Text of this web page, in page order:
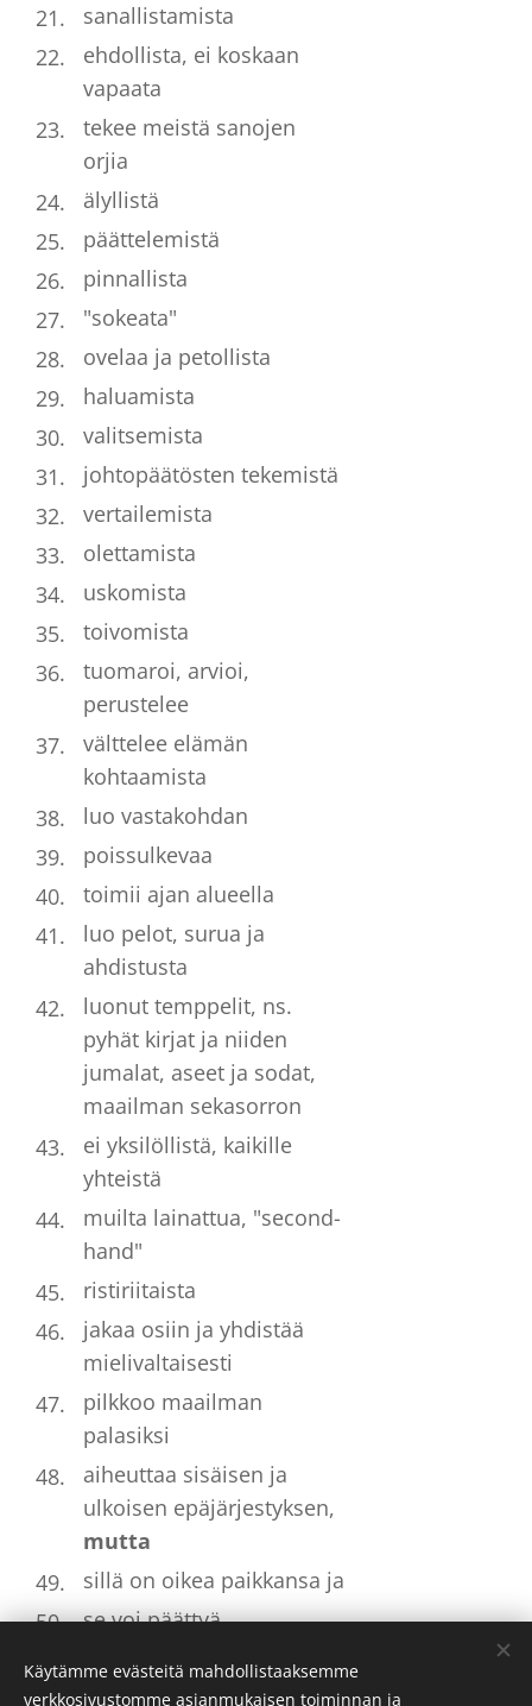
sanallistamista
ehdollista, ei koskaan
vapaata
tekee meistä sanojen
orjia
älyllistä
päättelemistä
pinnallista
"sokeata"
ovelaa ja petollista
haluamista
valitsemista
johtopäätösten tekemistä
vertailemista
olettamista
uskomista
toivomista
tuomaroi, arvioi,
perustelee
välttelee elämän
kohtaamista
luo vastakohdan
poissulkevaa
toimii ajan alueella
luo pelot, surua ja
ahdistusta
luonut temppelit, ns.
pyhät kirjat ja niiden
jumalat, aseet ja sodat,
maailman sekasorron
ei yksilöllistä, kaikille
yhteistä
muilta lainattua, "second-
hand"
ristiriitaista
jakaa osiin ja yhdistää
mielivaltaisesti
pilkkoo maailman
palasiksi
aiheuttaa sisäisen ja
ulkoisen epäjärjestyksen,
mutta
sillä on oikea paikkansa ja
se voi päättyä
Käytämme evästeitä mahdollistaaksemme
verkkosivustomme asianmukaisen toiminnan ja